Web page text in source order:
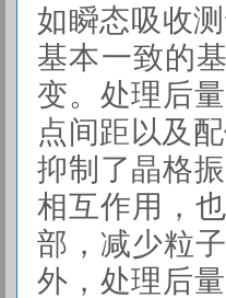
如瞬态吸收
基本一致的
变。处理后
点间距以及
抑制了晶格
相互作用，
部，减少粒
外，处理后